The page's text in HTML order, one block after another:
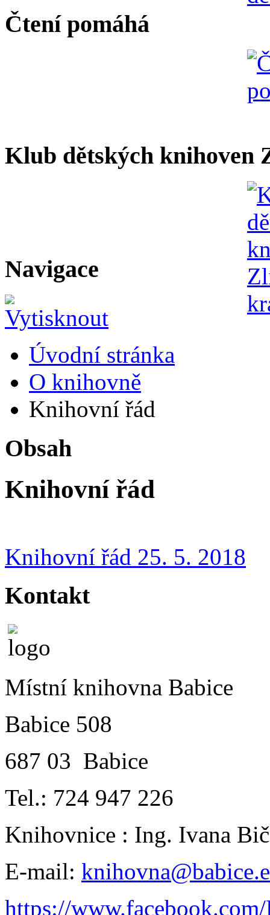
Čtení pomáhá
Klub dětských knihoven
Navigace
Úvodní stránka
O knihovně
Knihovní řád
Obsah
Knihovní řád
Knihovní řád 25. 5. 2018
Kontakt
Místní knihovna Babice
Babice 508
687 03 Babice
Tel.: 724 947 226
Knihovnice : Ing. Ivana
E-mail:
https://